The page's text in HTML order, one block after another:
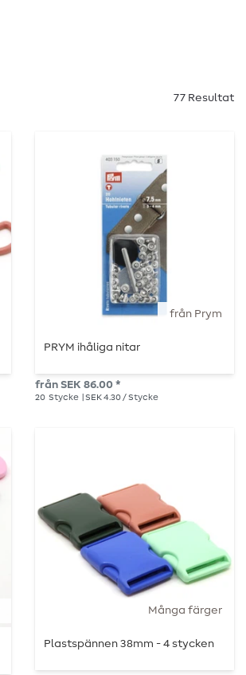
77 Resultat
från Prym
PRYM ihåliga nitar
från SEK 86.00 *
20 Stycke | SEK 4.30 / Stycke
Många färger
Plastspännen 38mm - 4 stycken